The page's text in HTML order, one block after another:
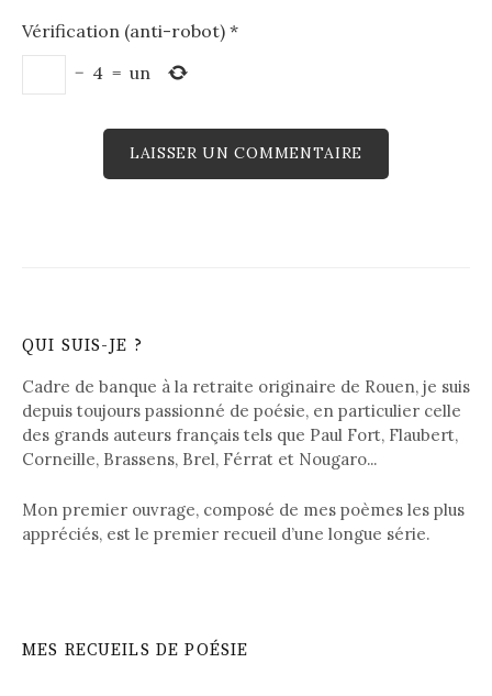
Vérification (anti-robot) *
− 4 = un
QUI SUIS-JE ?
Cadre de banque à la retraite originaire de Rouen, je suis
depuis toujours passionné de poésie, en particulier celle
des grands auteurs français tels que Paul Fort, Flaubert,
Corneille, Brassens, Brel, Férrat et Nougaro...
Mon premier ouvrage, composé de mes poèmes les plus
appréciés, est le premier recueil d’une longue série.
MES RECUEILS DE POÉSIE